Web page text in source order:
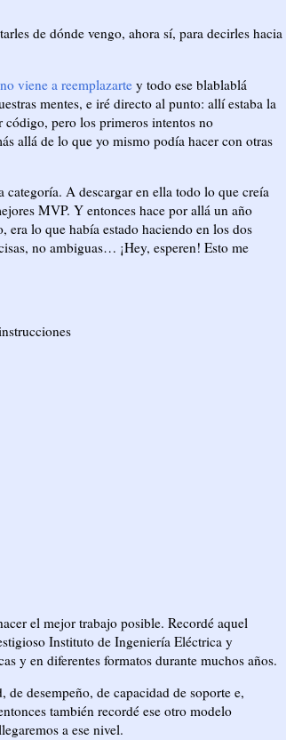
de dónde vengo, ahora sí, para decirles hacia
viene a reemplazartey todo ese blablablá
mentes, e iré directo al punto: allí estaba la
código, pero los primeros intentos no
allá de lo que yo mismo podía hacer con otras
A descargar en ella todo lo que creía
MVP. Y entonces hace por allá un año
era lo que había estado haciendo en los dos
no ambiguas… ¡Hey, esperen! Esto me
el mejor trabajo posible. Recordé aquel
Instituto de Ingeniería Eléctrica y
y en diferentes formatos durante muchos años.
desempeño, de capacidad de soporte e,
también recordé ese otro modelo
a ese nivel.